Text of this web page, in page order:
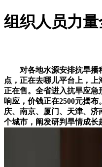
组织人员力
对各地水源安排抗旱播
点，正在去哪儿平台上，
正在售。全省进入抗旱应
响应，价钱正在2500元摆
庆、南京、厦门、天津、
个城市，阐发研判旱情成长